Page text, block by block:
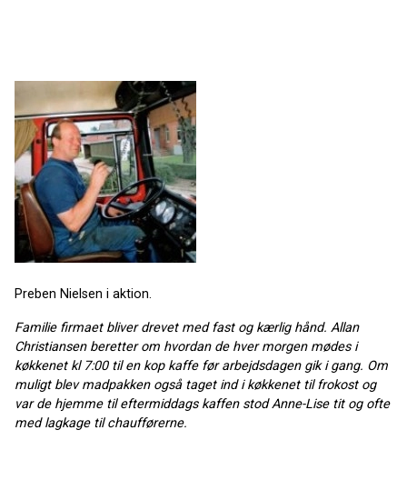
Preben Nielsen i aktion.
Familie firmaet bliver drevet med fast og kærlig hånd. Allan
Christiansen beretter om hvordan de hver morgen mødes i
køkkenet kl 7:00 til en kop kaffe før arbejdsdagen gik i gang. Om
muligt blev madpakken også taget ind i køkkenet til frokost og
var de hjemme til eftermiddags kaffen stod Anne-Lise tit og ofte
med lagkage til chaufførerne.